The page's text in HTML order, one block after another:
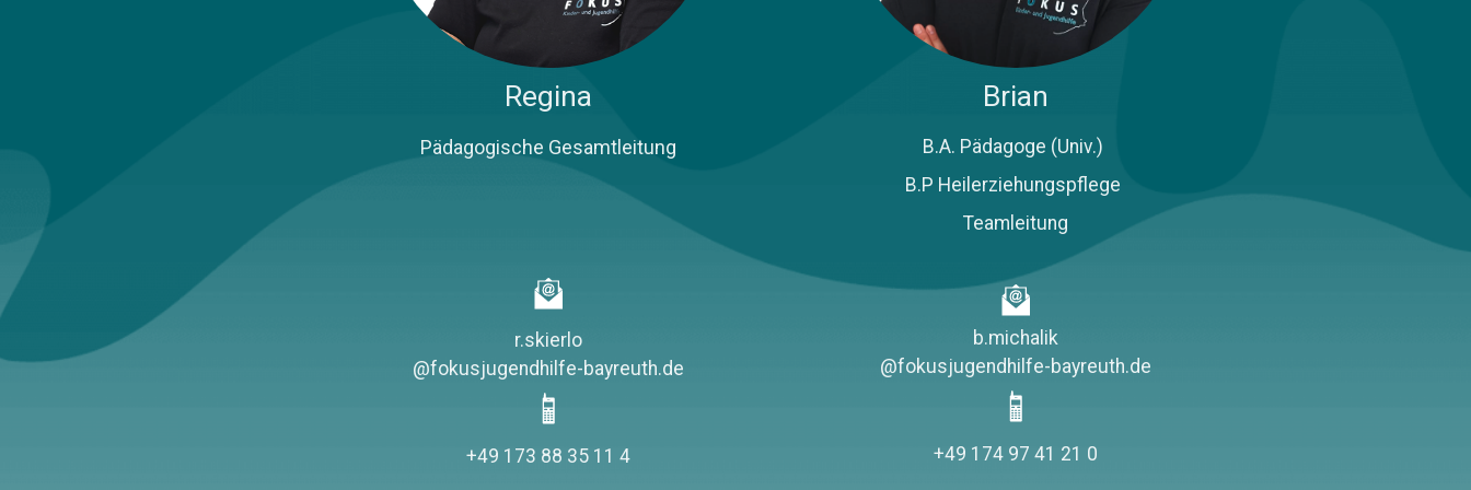
Regina
Pädagogische Gesamtleitung
r.skierlo
@fokusjugendhilfe-bayreuth.de
+49 173 88 35 11 4
Brian
B.A. Pädagoge (Univ.)
B.P Heilerziehungspflege
Teamleitung
b.michalik
@fokusjugendhilfe-bayreuth.de
+49 174 97 41 21 0